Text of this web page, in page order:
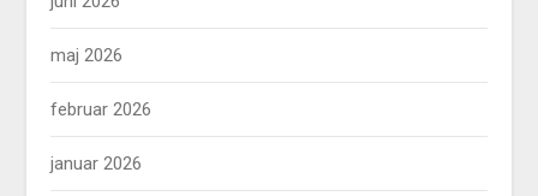
maj 2026
februar 2026
januar 2026